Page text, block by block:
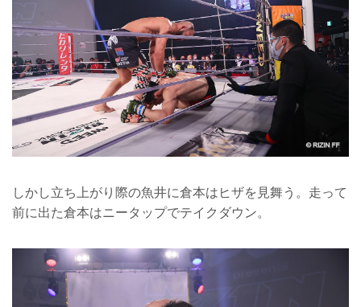
しかし立ち上がり際の魚井に倉本はヒザを見舞う。走って
前に出た倉本はニータップでテイクダウン。